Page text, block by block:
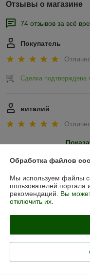
Отзывы о магазине
74 отзывов за всё
Покупатель
Сделка подтверждена
виталий
О нас
Контакты
График работы
Обработка файлов
Мы используем файлы
пользователей
рекомендаций. Вы
отключить их.